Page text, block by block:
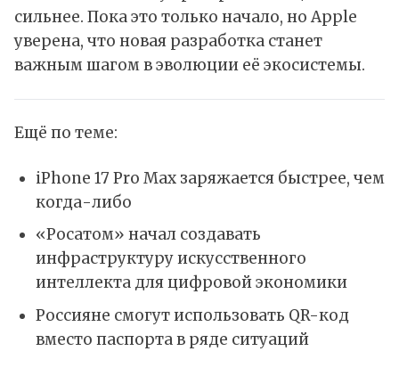
сильнее. Пока это только начало, но Apple
уверена, что новая разработка станет
важным шагом в эволюции её экосистемы.
Ещё по теме:
iPhone 17 Pro Max заряжается быстрее, чем
когда-либо
«Росатом» начал создавать
инфраструктуру искусственного
интеллекта для цифровой экономики
Россияне смогут использовать QR-код
вместо паспорта в ряде ситуаций